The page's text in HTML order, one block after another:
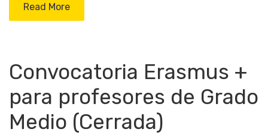
Read More
Convocatoria Erasmus +
para profesores de Grado
Medio (Cerrada)